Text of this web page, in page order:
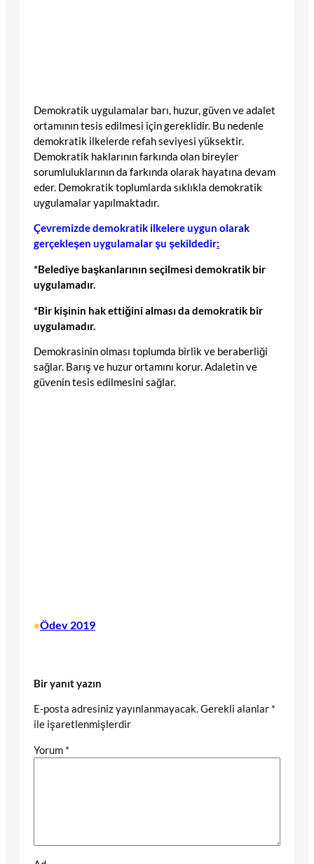
Demokratik uygulamalar barı, huzur, güven ve adalet
ortamının tesis edilmesi için gereklidir. Bu nedenle
demokratik ilkelerde refah seviyesi yüksektir.
Demokratik haklarının farkında olan bireyler
sorumluluklarının da farkında olarak hayatına devam
eder. Demokratik toplumlarda sıklıkla demokratik
uygulamalar yapılmaktadır.
Çevremizde demokratik ilkelere uygun olarak
gerçekleşen uygulamalar şu şekildedir:
*Belediye başkanlarının seçilmesi demokratik bir
uygulamadır.
*Bir kişinin hak ettiğini alması da demokratik bir
uygulamadır.
Demokrasinin olması toplumda birlik ve beraberliği
sağlar. Barış ve huzur ortamını korur. Adaletin ve
güvenin tesis edilmesini sağlar.
•Ödev 2019
Bir yanıt yazın
E-posta adresiniz yayınlanmayacak.Gerekli alanlar *
ile işaretlenmişlerdir
Yorum *